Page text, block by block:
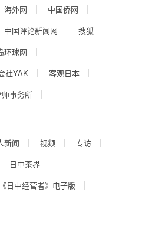
海外网
中国侨网
中国评论新闻网
搜狐
环球网
社YAK
客观日本
事务所
新闻 视频
专访
日中茶界
《日中经营者》电子版